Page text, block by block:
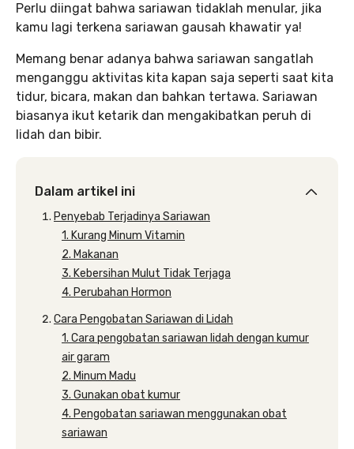
Perlu diingat bahwa sariawan tidaklah menular, jika
kamu lagi terkena sariawan gausah khawatir ya!
Memang benar adanya bahwa sariawan sangatlah
menganggu aktivitas kita kapan saja seperti saat kita
tidur, bicara, makan dan bahkan tertawa. Sariawan
biasanya ikut ketarik dan mengakibatkan peruh di
lidah dan bibir.
Dalam artikel ini
Penyebab Terjadinya Sariawan
1. Kurang Minum Vitamin
2. Makanan
3. Kebersihan Mulut Tidak Terjaga
4. Perubahan Hormon
Cara Pengobatan Sariawan di Lidah
1. Cara pengobatan sariawan lidah dengan kumur
air garam
2. Minum Madu
3. Gunakan obat kumur
4. Pengobatan sariawan menggunakan obat
sariawan